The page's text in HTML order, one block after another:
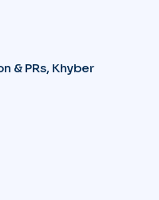
& PRs, Khyber